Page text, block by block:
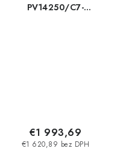
PV14250/C7-
€1 620,89 bez DPH
€1 993,69